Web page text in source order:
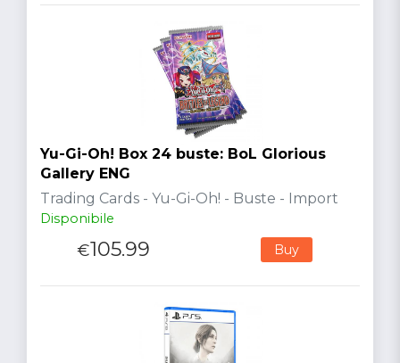
Yu-Gi-Oh! Box 24 buste: BoL Glorious
Gallery ENG
Trading Cards - Yu-Gi-Oh! - Buste - Import
Disponibile
€105.99 Buy